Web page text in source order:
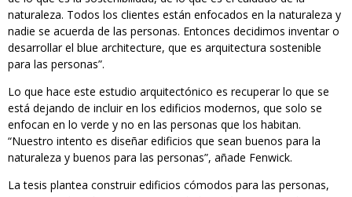
naturaleza. Todos los clientes están enfocados en la naturaleza y
nadie se acuerda de las personas. Entonces decidimos inventar o
desarrollar el blue architecture, que es arquitectura sostenible
para las personas”.
Lo que hace este estudio arquitectónico es recuperar lo que se
está dejando de incluir en los edificios modernos, que solo se
enfocan en lo verde y no en las personas que los habitan.
“Nuestro intento es diseñar edificios que sean buenos para la
naturaleza y buenos para las personas”, añade Fenwick.
La tesis plantea construir edificios cómodos para las personas,